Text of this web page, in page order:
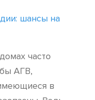
шансы на
часто
АГВ,
в